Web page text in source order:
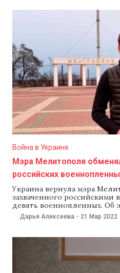
будут избраны
Война в Украине
Мэра Мелитополя
российских
Украина вернула мэра
захваченного российскими
девять военнопленных. Об
уполномоченный по правам
Татьяна Москалькова,
обмен состоялся — девять
Дарья Алексеева - 21 Мар 2022